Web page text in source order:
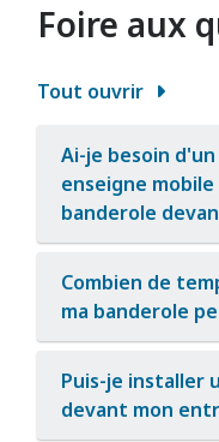
Foire aux
Tout ouvrir
Ai-je besoin
enseigne
banderole
Combien de
ma banderole
Puis-je installer
devant mon